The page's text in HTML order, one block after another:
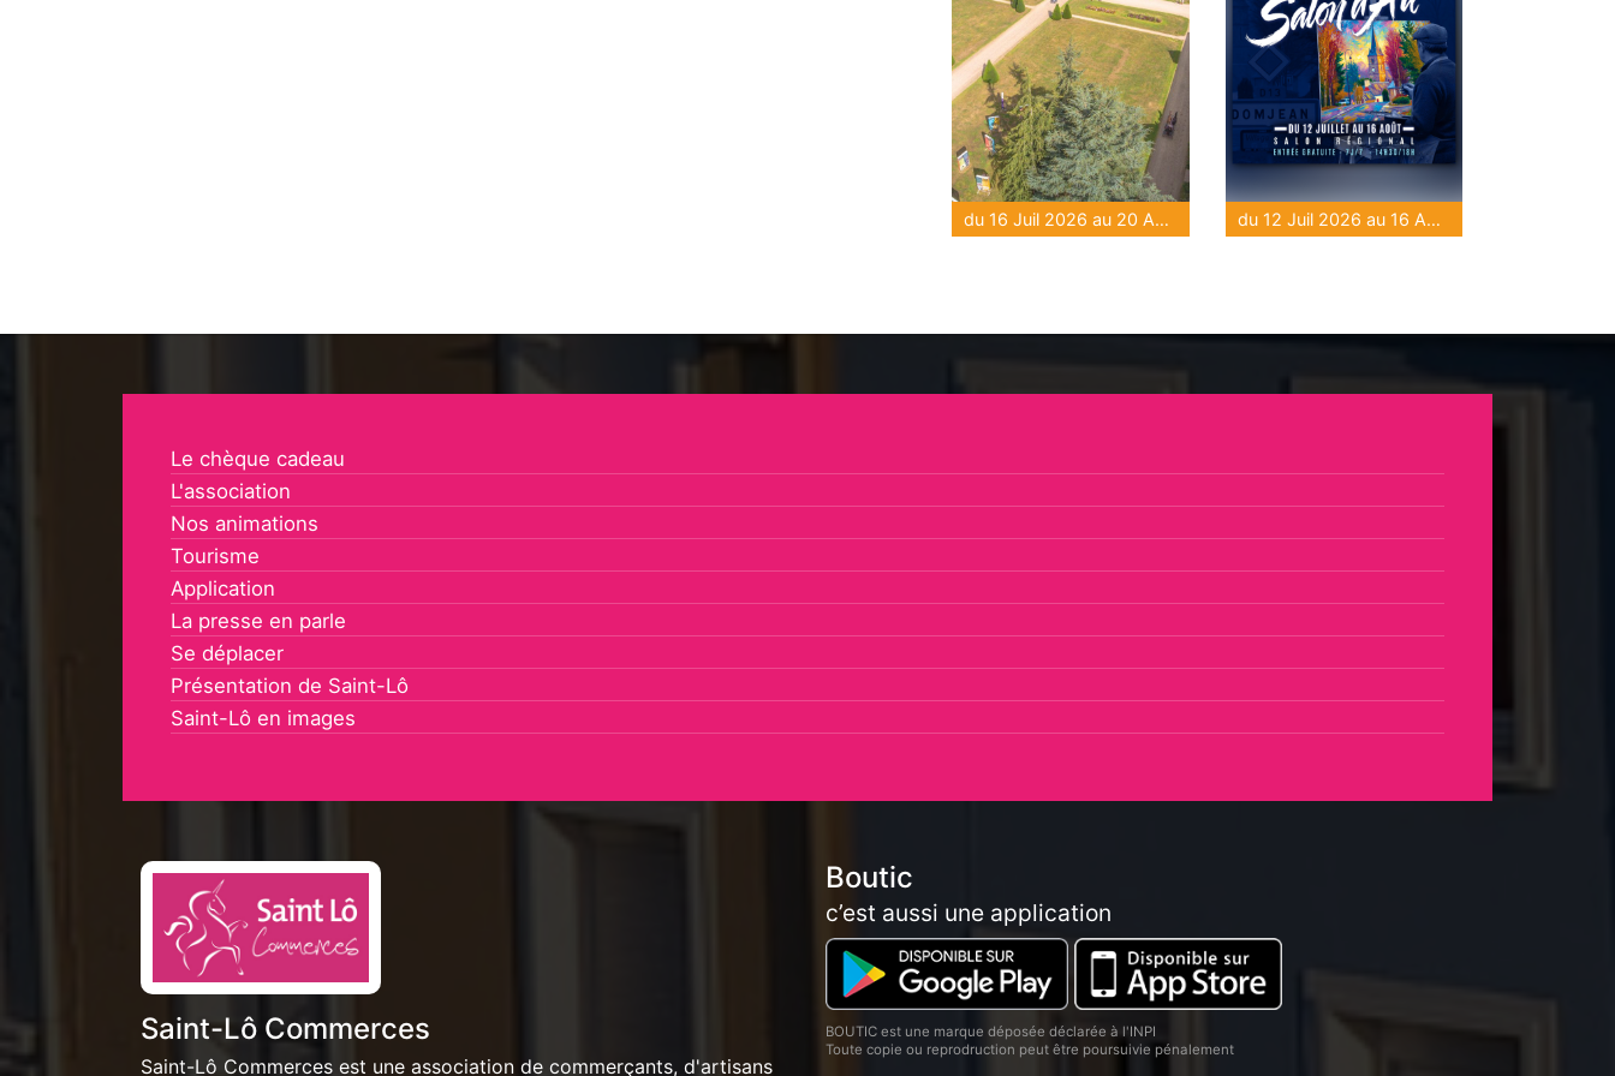
du 16 Juil 2026 au 20 Août 2026 du 12 Juil 2026 au 16 Août 2026
Le chèque cadeau
L'association
Nos animations
Tourisme
Application
La presse en parle
Se déplacer
Présentation de Saint-Lô
Saint-Lô en images
Saint-Lô Commerces
Saint-Lô Commerces est une association de commerçants, d'artisans
Boutic
c’est aussi une application
BOUTIC est une marque déposée déclarée à l'INPI
Toute copie ou reprodruction peut être poursuivie pénalement